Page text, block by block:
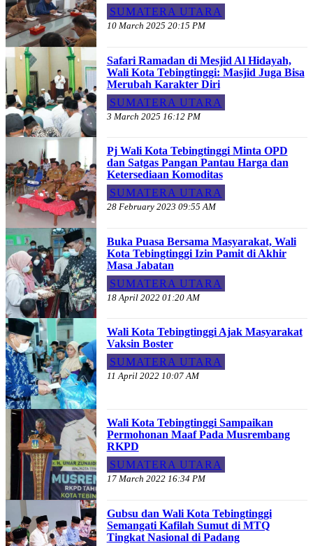
SUMATERA UTARA
10 March 2025 20:15 PM
Safari Ramadan di Mesjid Al Hidayah,
Wali Kota Tebingtinggi: Masjid Juga Bisa
Merubah Karakter Diri
SUMATERA UTARA
3 March 2025 16:12 PM
Pj Wali Kota Tebingtinggi Minta OPD
dan Satgas Pangan Pantau Harga dan
Ketersediaan Komoditas
SUMATERA UTARA
28 February 2023 09:55 AM
Buka Puasa Bersama Masyarakat, Wali
Kota Tebingtinggi Izin Pamit di Akhir
Masa Jabatan
SUMATERA UTARA
18 April 2022 01:20 AM
Wali Kota Tebingtinggi Ajak Masyarakat
Vaksin Boster
SUMATERA UTARA
11 April 2022 10:07 AM
Wali Kota Tebingtinggi Sampaikan
Permohonan Maaf Pada Musrembang
RKPD
SUMATERA UTARA
17 March 2022 16:34 PM
Gubsu dan Wali Kota Tebingtinggi
Semangati Kafilah Sumut di MTQ
Tingkat Nasional di Padang